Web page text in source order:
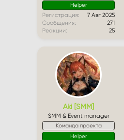
Helper
Регистрация
7 Авг 2025
Сообщения
271
Реакции
25
Aki [SMM]
SMM & Event manager
Команда проекта
Helper